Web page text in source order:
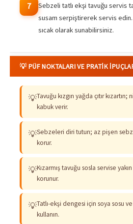
7
Sebzeli tatlı ekşi tavuğu servis
susam serpiştirerek servis
sıcak olarak sunabilirsiniz.
💡 PÜF NOKTALARI VE PRATIK
💡Tavuğu kızgın yağda çıtır kızartın;
kabuk verir.
💡Sebzeleri diri tutun; az pişen
korur.
💡Kızarmış tavuğu sosla servise yakın
korunur.
💡Tatlı-ekşi dengesi için soya sosu
kullanın.